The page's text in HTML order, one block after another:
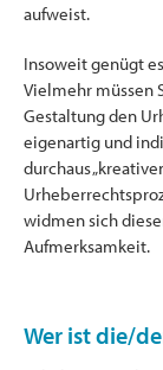
aufweist.
Insoweit genügt
Vielmehr müssen
Gestaltung den
eigenartig und
durchaus
widmen sich
Aufmerksamkeit.
Wer ist die/